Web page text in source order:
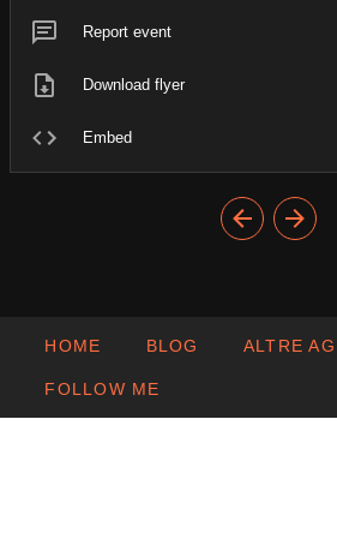
Report event
Download flyer
Embed
HOME BLOG ALTRE
FOLLOW ME